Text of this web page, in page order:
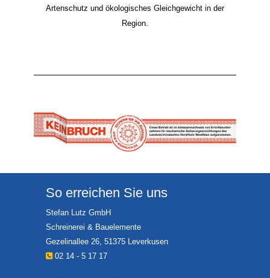
Artenschutz und ökologisches Gleichgewicht in der
Region.
So erreichen Sie uns
Stefan Lutz GmbH
Schreinerei & Bauelemente
Gezelinallee 26, 51375 Leverkusen
02 14 - 5 17 17